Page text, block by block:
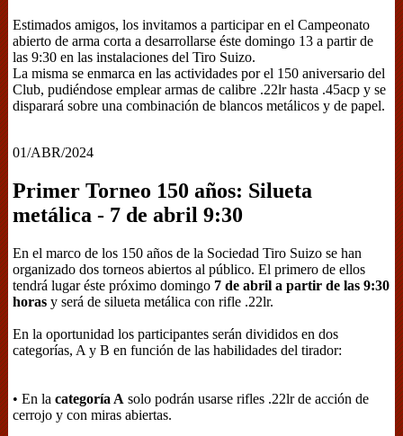
Estimados amigos, los invitamos a participar en el Campeonato
abierto de arma corta a desarrollarse éste domingo 13 a partir de
las 9:30 en las instalaciones del Tiro Suizo.
La misma se enmarca en las actividades por el 150 aniversario del
Club, pudiéndose emplear armas de calibre .22lr hasta .45acp y se
disparará sobre una combinación de blancos metálicos y de papel.
01/ABR/2024
Primer Torneo 150 años: Silueta
metálica - 7 de abril 9:30
En el marco de los 150 años de la Sociedad Tiro Suizo se han
organizado dos torneos abiertos al público. El primero de ellos
tendrá lugar éste próximo domingo 7 de abril a partir de las 9:30
horas y será de silueta metálica con rifle .22lr.
En la oportunidad los participantes serán divididos en dos
categorías, A y B en función de las habilidades del tirador:
• En la categoría A solo podrán usarse rifles .22lr de acción de
cerrojo y con miras abiertas.